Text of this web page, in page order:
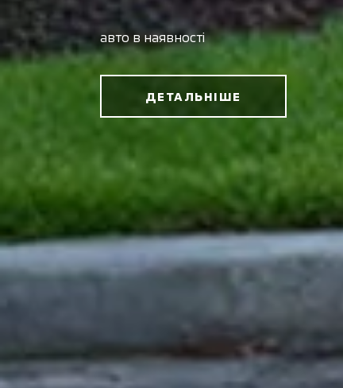
авто в наявності
ДЕТАЛЬНІШЕ